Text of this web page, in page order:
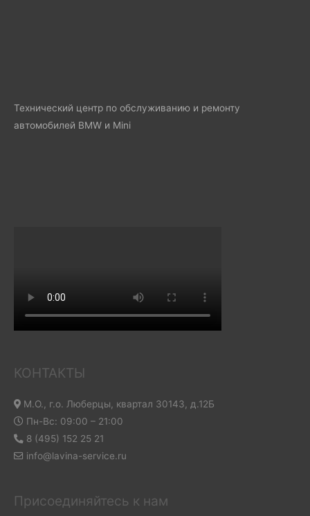
Технический центр по обслуживанию и ремонту
автомобилей BMW и Mini
КОНТАКТЫ
М.О., г.о. Люберцы, квартал 30143, д.12Б
Пн-Вс: 09:00 – 21:00
8 (495) 152 25 21
info@lavina-service.ru
Присоединяйтесь к нам